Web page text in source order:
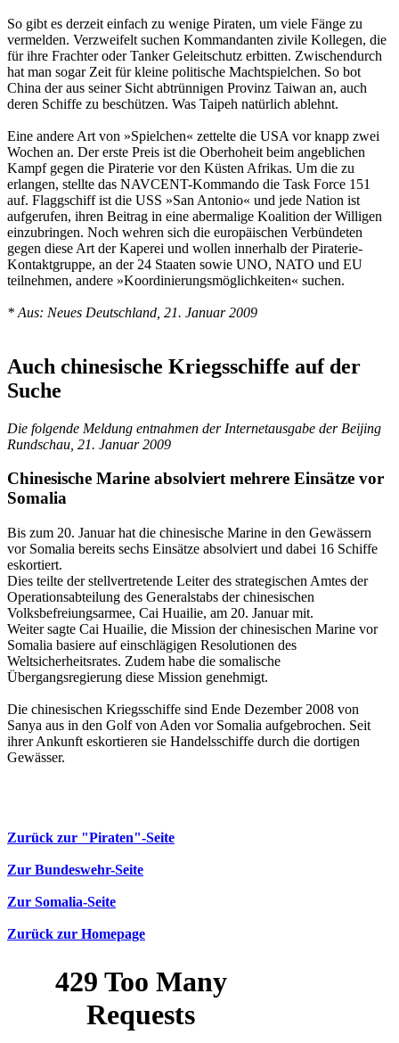
So gibt es derzeit einfach zu wenige Piraten, um viele Fänge zu
vermelden. Verzweifelt suchen Kommandanten zivile Kollegen, die
für ihre Frachter oder Tanker Geleitschutz erbitten. Zwischendurch
hat man sogar Zeit für kleine politische Machtspielchen. So bot
China der aus seiner Sicht abtrünnigen Provinz Taiwan an, auch
deren Schiffe zu beschützen. Was Taipeh natürlich ablehnt.
Eine andere Art von »Spielchen« zettelte die USA vor knapp zwei
Wochen an. Der erste Preis ist die Oberhoheit beim angeblichen
Kampf gegen die Piraterie vor den Küsten Afrikas. Um die zu
erlangen, stellte das NAVCENT-Kommando die Task Force 151
auf. Flaggschiff ist die USS »San Antonio« und jede Nation ist
aufgerufen, ihren Beitrag in eine abermalige Koalition der Willigen
einzubringen. Noch wehren sich die europäischen Verbündeten
gegen diese Art der Kaperei und wollen innerhalb der Piraterie-
Kontaktgruppe, an der 24 Staaten sowie UNO, NATO und EU
teilnehmen, andere »Koordinierungsmöglichkeiten« suchen.
* Aus: Neues Deutschland, 21. Januar 2009
Auch chinesische Kriegsschiffe auf der
Suche
Die folgende Meldung entnahmen der Internetausgabe der Beijing
Rundschau, 21. Januar 2009
Chinesische Marine absolviert mehrere Einsätze vor
Somalia
Bis zum 20. Januar hat die chinesische Marine in den Gewässern
vor Somalia bereits sechs Einsätze absolviert und dabei 16 Schiffe
eskortiert.
Dies teilte der stellvertretende Leiter des strategischen Amtes der
Operationsabteilung des Generalstabs der chinesischen
Volksbefreiungsarmee, Cai Huailie, am 20. Januar mit.
Weiter sagte Cai Huailie, die Mission der chinesischen Marine vor
Somalia basiere auf einschlägigen Resolutionen des
Weltsicherheitsrates. Zudem habe die somalische
Übergangsregierung diese Mission genehmigt.
Die chinesischen Kriegsschiffe sind Ende Dezember 2008 von
Sanya aus in den Golf von Aden vor Somalia aufgebrochen. Seit
ihrer Ankunft eskortieren sie Handelsschiffe durch die dortigen
Gewässer.
Zurück zur "Piraten"-Seite
Zur Bundeswehr-Seite
Zur Somalia-Seite
Zurück zur Homepage